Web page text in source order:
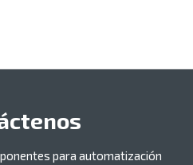
para automatización